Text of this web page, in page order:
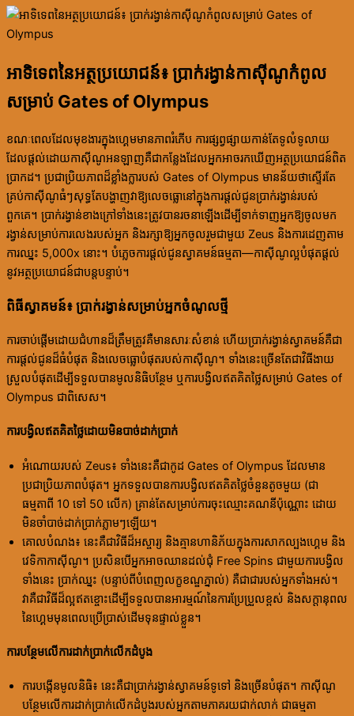
អាទិទេពនៃអត្ថប្រយោជន៍៖ ប្រាក់រង្វាន់កាស៊ីណូកំពូល
សម្រាប់ Gates of Olympus
ខណៈពេលដែលមុខងារក្នុងហ្គេមមានភាពរំភើប ការផ្សព្វផ្សាយកាន់តែទូលំទូលាយ
ដែលផ្តល់ដោយកាស៊ីណូអនឡាញគឺជាកន្លែងដែលអ្នកអាចរកឃើញអត្ថប្រយោជន៍ពិត
ប្រាកដ។ ប្រជាប្រិយភាពដ៏ខ្លាំងក្លារបស់ Gates of Olympus មានន័យថាស្ទើរតែ
គ្រប់កាស៊ីណូធំៗសុទ្ធតែបង្ហាញវាឱ្យលេចធ្លោនៅក្នុងការផ្តល់ជូនប្រាក់រង្វាន់របស់
ពួកគេ។ ប្រាក់រង្វាន់ខាងក្រៅទាំងនេះត្រូវបានរចនាឡើងដើម្បីទាក់ទាញអ្នកឱ្យចូលមក
រង្វាន់សម្រាប់ការលេងរបស់អ្នក និងរក្សាឱ្យអ្នកចូលរួមជាមួយ Zeus និងការដេញតាម
ការឈ្នះ 5,000x នោះ។ បំភ្លេចការផ្តល់ជូនស្វាគមន៍ធម្មតា—កាស៊ីណូល្អបំផុតផ្តល់
នូវអត្ថប្រយោជន៍ជាបន្តបន្ទាប់។
ពិធីស្វាគមន៍៖ ប្រាក់រង្វាន់សម្រាប់អ្នកចំណូលថ្មី
ការចាប់ផ្តើមដោយជំហានដ៏ត្រឹមត្រូវគឺមានសារៈសំខាន់ ហើយប្រាក់រង្វាន់ស្វាគមន៍គឺជា
ការផ្តល់ជូនដ៏ធំបំផុត និងលេចធ្លោបំផុតរបស់កាស៊ីណូ។ ទាំងនេះច្រើនតែជាវិធីងាយ
ស្រួលបំផុតដើម្បីទទួលបានមូលនិធិបន្ថែម ឬការបង្វិលឥតគិតថ្លៃសម្រាប់ Gates of
Olympus ជាពិសេស។
ការបង្វិលឥតគិតថ្លៃដោយមិនបាច់ដាក់ប្រាក់
អំណោយរបស់ Zeus៖ ទាំងនេះគឺជាកូដ Gates of Olympus ដែលមាន
ប្រជាប្រិយភាពបំផុត។ អ្នកទទួលបានការបង្វិលឥតគិតថ្លៃចំនួនតូចមួយ (ជា
ធម្មតាពី 10 ទៅ 50 លើក) គ្រាន់តែសម្រាប់ការចុះឈ្មោះគណនីប៉ុណ្ណោះ ដោយ
មិនចាំបាច់ដាក់ប្រាក់ភ្លាមៗឡើយ។
គោលបំណង៖ នេះគឺជាវិធីដ៏អស្ចារ្យ និងគ្មានហានិភ័យក្នុងការសាកល្បងហ្គេម និង
វេទិកាកាស៊ីណូ។ ប្រសិនបើអ្នកអាចឈានដល់ជុំ Free Spins ជាមួយការបង្វិល
ទាំងនេះ ប្រាក់ឈ្នះ (បន្ទាប់ពីបំពេញលក្ខខណ្ឌភ្នាល់) គឺជាជារបស់អ្នកទាំងអស់។
វាគឺជាវិធីដ៏ល្អឥតខ្ចោះដើម្បីទទួលបានអារម្មណ៍នៃការប្រែប្រួលខ្ពស់ និងសក្តានុពល
នៃហ្គេមមុនពេលប្រើប្រាស់ដើមទុនផ្ទាល់ខ្លួន។
ការបន្ថែមលើការដាក់ប្រាក់លើកដំបូង
ការបង្កើនមូលនិធិ៖ នេះគឺជាប្រាក់រង្វាន់ស្វាគមន៍ទូទៅ និងច្រើនបំផុត។ កាស៊ីណូ
បន្ថែមលើការដាក់ប្រាក់លើកដំបូងរបស់អ្នកតាមភាគរយជាក់លាក់ ជាធម្មតា